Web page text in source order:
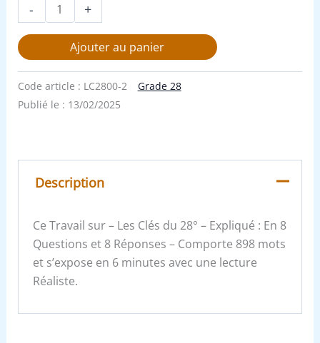
- +
Ajouter au panier
Code article : LC2800-2
Grade 28
Publié le : 13/02/2025
Description
Ce Travail sur – Les Clés du 28° – Expliqué : En 8
Questions et 8 Réponses – Comporte 898 mots
et s’expose en 6 minutes avec une lecture
Réaliste.